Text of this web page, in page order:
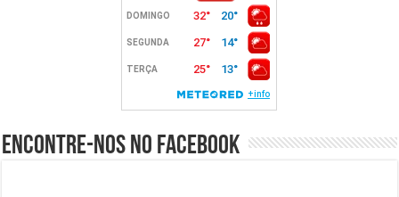
Encontre-nos no Facebook